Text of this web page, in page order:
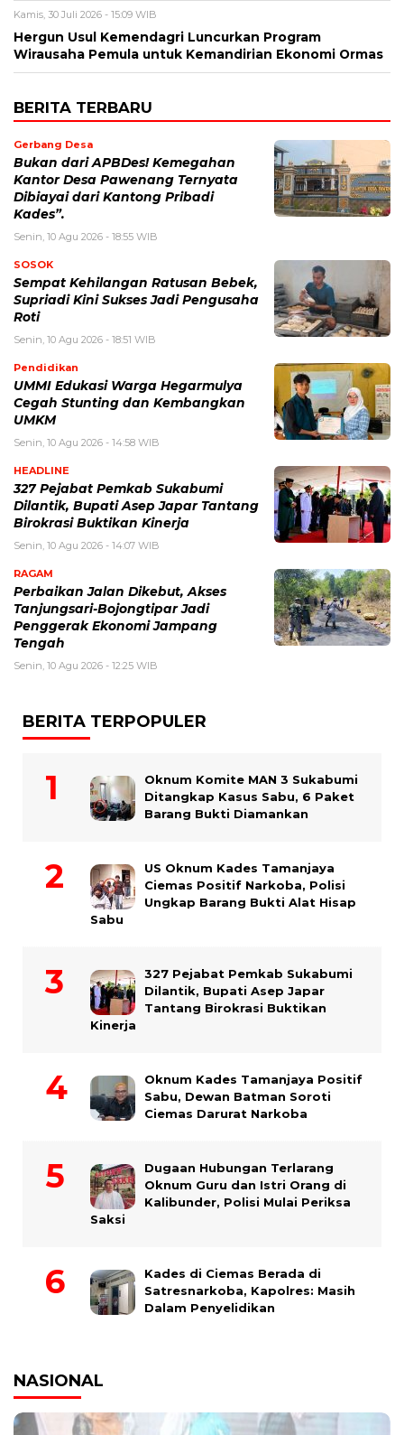
Kamis, 30 Juli 2026 - 15:09 WIB
Hergun Usul Kemendagri Luncurkan Program
Wirausaha Pemula untuk Kemandirian Ekonomi Ormas
BERITA TERBARU
Gerbang Desa
Bukan dari APBDes! Kemegahan
Kantor Desa Pawenang Ternyata
Dibiayai dari Kantong Pribadi
Kades”.
Senin, 10 Agu 2026 - 18:55 WIB
SOSOK
Sempat Kehilangan Ratusan Bebek,
Supriadi Kini Sukses Jadi Pengusaha
Roti
Senin, 10 Agu 2026 - 18:51 WIB
Pendidikan
UMMI Edukasi Warga Hegarmulya
Cegah Stunting dan Kembangkan
UMKM
Senin, 10 Agu 2026 - 14:58 WIB
HEADLINE
327 Pejabat Pemkab Sukabumi
Dilantik, Bupati Asep Japar Tantang
Birokrasi Buktikan Kinerja
Senin, 10 Agu 2026 - 14:07 WIB
RAGAM
Perbaikan Jalan Dikebut, Akses
Tanjungsari-Bojongtipar Jadi
Penggerak Ekonomi Jampang
Tengah
Senin, 10 Agu 2026 - 12:25 WIB
BERITA TERPOPULER
Oknum Komite MAN 3 Sukabumi
Ditangkap Kasus Sabu, 6 Paket
Barang Bukti Diamankan
US Oknum Kades Tamanjaya
Ciemas Positif Narkoba, Polisi
Ungkap Barang Bukti Alat Hisap
Sabu
327 Pejabat Pemkab Sukabumi
Dilantik, Bupati Asep Japar
Tantang Birokrasi Buktikan
Kinerja
Oknum Kades Tamanjaya Positif
Sabu, Dewan Batman Soroti
Ciemas Darurat Narkoba
Dugaan Hubungan Terlarang
Oknum Guru dan Istri Orang di
Kalibunder, Polisi Mulai Periksa
Saksi
Kades di Ciemas Berada di
Satresnarkoba, Kapolres: Masih
Dalam Penyelidikan
NASIONAL